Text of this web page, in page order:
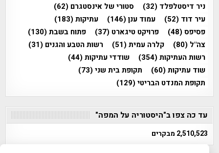
ניר דיסטלפלד (32) סטורי של אינסטגרם (62)
עיר דוד (52) עמוד ענן(146) עתיקות(183)
פסיפס(48) פרויקט טיגארט (37) פתוח בשבת(130)
צה"ל (80) קלרה עמית(51) רשות הטבע והגנים (31)
רשות העתיקות(354) שודדי עתיקות(44)
שוד עתיקות(60) תקופת בית שני(73)
תקופת המנדט הבריטי(129)
עד כה צפו ב"היסטוריה על המפה"
2,510,523 מבקרים